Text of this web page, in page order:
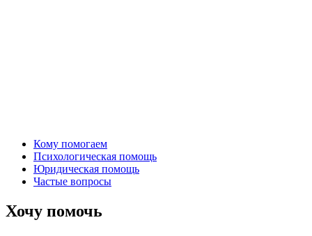
Кому помогаем
Психологическая помощь
Юридическая помощь
Частые вопросы
Хочу помочь